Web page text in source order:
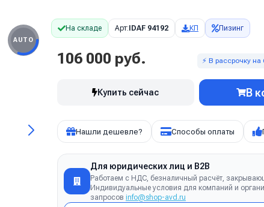
AUTO
На складе Арт: IDAF 94192 КП Лизинг
106 000 руб. ⚡ В рассрочку
Купить сейчас В
Нашли дешевле? Способы оплаты
Для юридических лиц и B2B
Работаем с НДС, безналичный расчёт,
Индивидуальные условия для компаний и
запросов info@shop-avd.ru